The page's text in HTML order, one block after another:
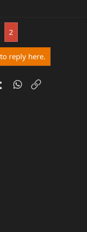
2
reply here.
TumblrWhatsApp